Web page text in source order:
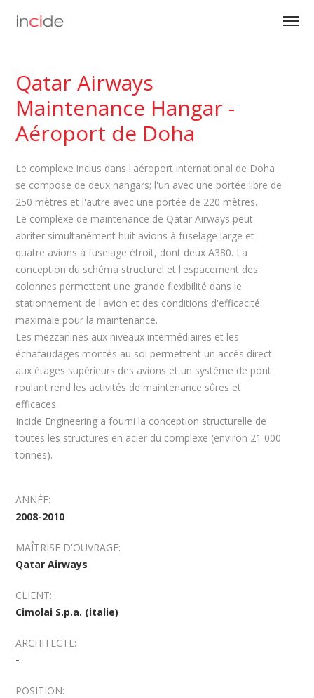
Qatar Airways
Maintenance Hangar -
Aéroport de Doha
Le complexe inclus dans l'aéroport international de Doha
se compose de deux hangars; l'un avec une portée libre de
250 mètres et l'autre avec une portée de 220 mètres.
Le complexe de maintenance de Qatar Airways peut
abriter simultanément huit avions à fuselage large et
quatre avions à fuselage étroit, dont deux A380. La
conception du schéma structurel et l'espacement des
colonnes permettent une grande flexibilité dans le
stationnement de l'avion et des conditions d'efficacité
maximale pour la maintenance.
Les mezzanines aux niveaux intermédiaires et les
échafaudages montés au sol permettent un accès direct
aux étages supérieurs des avions et un système de pont
roulant rend les activités de maintenance sûres et
efficaces.
Incide Engineering a fourni la conception structurelle de
toutes les structures en acier du complexe (environ 21 000
tonnes).
ANNÉE:
2008-2010
MAÎTRISE D'OUVRAGE:
Qatar Airways
CLIENT:
Cimolai S.p.a. (italie)
ARCHITECTE:
-
POSITION: